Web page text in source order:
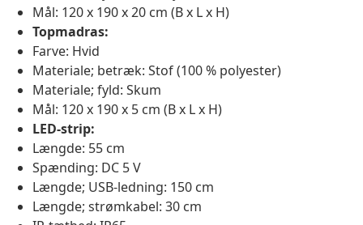
Mål: 120 x 190 x 20 cm (B x L x H)
Topmadras:
Farve: Hvid
Materiale; betræk: Stof (100 % polyester)
Materiale; fyld: Skum
Mål: 120 x 190 x 5 cm (B x L x H)
LED-strip:
Længde: 55 cm
Spænding: DC 5 V
Længde; USB-ledning: 150 cm
Længde; strømkabel: 30 cm